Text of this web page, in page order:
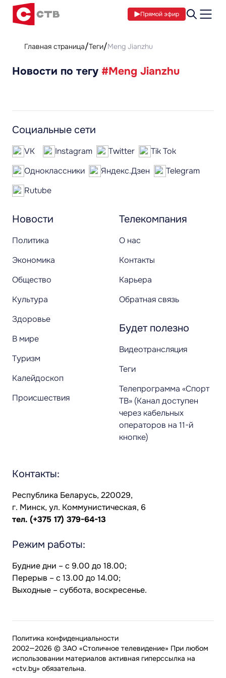
Прямой эфир
Главная страница Теги Meng Jianzhu
Новости по тегу #Meng Jianzhu
Новости
Политика
Экономика
Общество
Культура
Здоровье
В мире
Туризм
Калейдоскоп
Происшествия
Телекомпания
О нас
Контакты
Карьера
Обратная связь
Будет полезно
Видеотрансляция
Теги
Телепрограмма «Спорт
ТВ» (Канал доступен
через кабельных
операторов на 11-й
кнопке)
Социальные сети
VK Instagram Twitter
Tik Tok
Одноклассники
Яндекс.Дзен
Telegram
Rutube
Контакты:
Республика Беларусь, 220029,
г. Минск, ул. Коммунистическая, 6
тел. (+375 17) 379-64-13
Режим работы:
Будние дни – с 9.00 до 18.00;
Перерыв – с 13.00 до 14.00;
Выходные – суббота, воскресенье.
2002—2026 © ЗАО «Столичное телевидение» При любом
использовании материалов активная гиперссылка на
«ctv.by» обязательна.
Политика конфиденциальности